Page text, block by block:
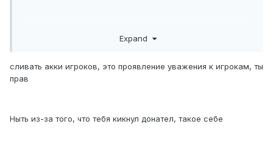
доработанные каждый месяц. + уважение к игрокам
вот на вайме они влияют меньше чем на ДМС.
Expand
сливать акки игроков, это проявление уважения к игрокам, ты
прав
Ныть из-за того, что тебя кикнул донател, такое себе